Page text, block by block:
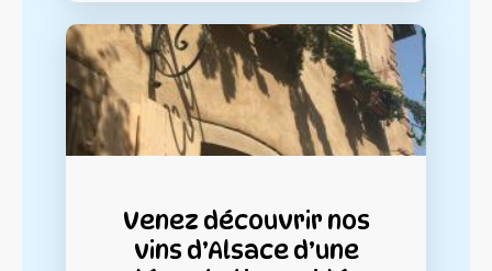
Venez découvrir nos
vins d’Alsace d’une